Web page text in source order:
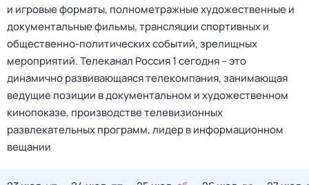
и игровые форматы, полнометражные художественные и
документальные фильмы, трансляции спортивных и
общественно-политических событий, зрелищных
мероприятий. Телеканал Россия 1 сегодня – это
динамично развивающаяся телекомпания, занимающая
ведущие позиции в документальном и художественном
кинопоказе, производстве телевизионных
развлекательных программ, лидер в информационном
вещании